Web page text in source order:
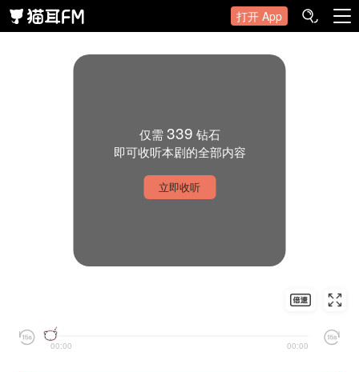
打开 App
仅需339 钻石
即可收听本剧的全部内容
立即收听
00:00 00:00